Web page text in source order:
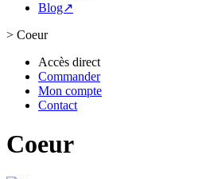
Blog↗
> Coeur
Accès direct
Commander
Mon compte
Contact
Coeur